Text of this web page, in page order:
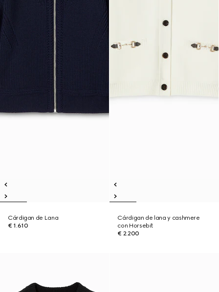
Cárdigan de Lana
€ 1.610
Cárdigan de lana y cashmere
con Horsebit
€ 2.200